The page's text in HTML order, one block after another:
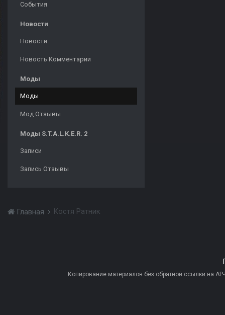
События
Новости
Новости
Новость Комментарии
Моды
Моды
Мод Отзывы
Моды S.T.A.L.K.E.R. 2
Записи
Запись Отзывы
Главная Костя Ратник
Копирование материалов без обратной ссылки на